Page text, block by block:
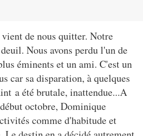
de nous quitter. Notre
Nous avons perdu l'un de
éminents et un ami. C'est un
car sa disparation, à quelques
a été brutale, inattendue...A
octobre, Dominique
comme d'habitude et